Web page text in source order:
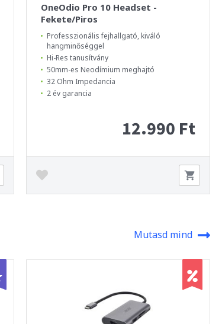
OneOdio Pro 10 Headset -
Fekete/Piros
Professzionális fejhallgató, kiváló
hangminőséggel
Hi-Res tanusítvány
50mm-es Neodímium meghajtó
32 Ohm Impedancia
2 év garancia
12.990 Ft
Mutasd mind